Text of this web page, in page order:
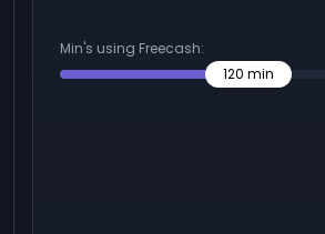
Min's using Freecash:
120 min